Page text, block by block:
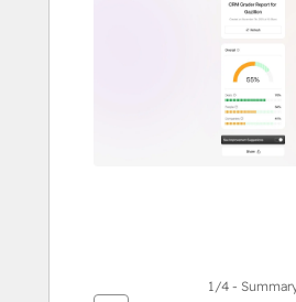
1/4 -